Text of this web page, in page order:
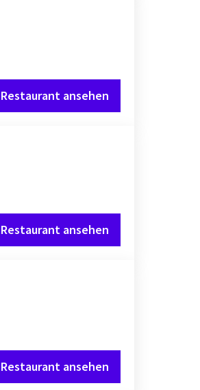
Restaurant ansehen
Restaurant ansehen
Restaurant ansehen